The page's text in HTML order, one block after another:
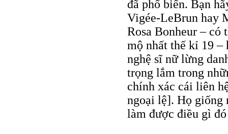
đã phổ biến. Bạn
Vigée-LeBrun hay
Rosa Bonheur – có
mộ nhất thế kỉ 19 –
nghệ sĩ nữ lừng
trọng lắm trong
chính xác cái liên
ngoại lệ]. Họ giống
làm được điều gì